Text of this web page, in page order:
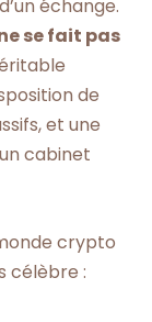
échange.
se fait pas
de
et une
cabinet
crypto
célèbre :